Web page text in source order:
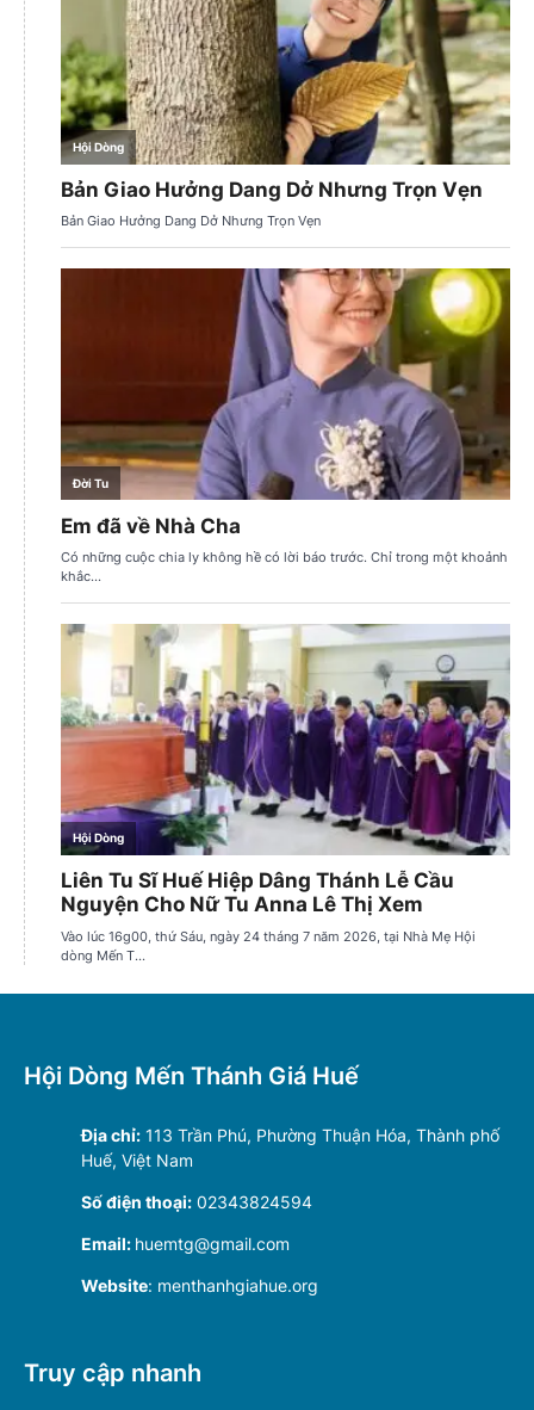
Hội Dòng Mến Thánh Giá Huế
Địa chỉ: 113 Trần Phú, Phường Thuận Hóa, Thành phố
Huế, Việt Nam
Số điện thoại: 02343824594
Email: huemtg@gmail.com
Website: menthanhgiahue.org
Truy cập nhanh